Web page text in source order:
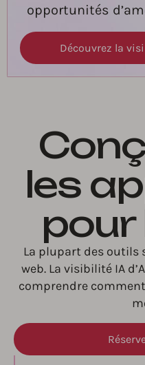
opportunités
Découvrez la
les
pour
La plupart des outils
web. La visibilité IA
comprendre